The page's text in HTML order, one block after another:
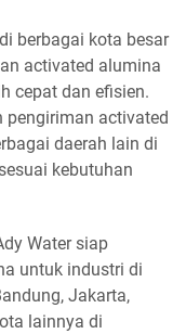
berbagai kota besar
activated alumina
cepat dan efisien.
pengiriman activated
daerah lain di
kebutuhan
Water siap
untuk industri di
Jakarta,
lainnya di